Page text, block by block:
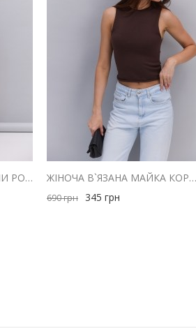
ЖІНОЧІ КОСТЮМНІ ШТАНИ РОЖЕВІ ЗІ СКЛАДКАМИ ВГОРІ ЖІНОЧА В`ЯЗАНА МАЙКА КОРИЧНЕВА З ЗАКРУЧЕНИМИ КРАЯМИ
690грн 345 грн